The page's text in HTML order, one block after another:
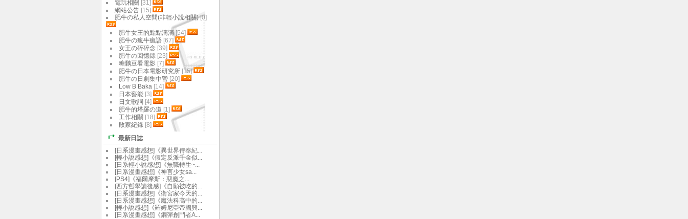
電玩相關 [31]
網站公告 [15]
肥牛の私人空間(非輕小說相關)[0]
肥牛女王的點點滴滴[54]
肥牛の瘋牛瘋語 [67]
女王の碎碎念 [39]
肥牛の回憶錄 [23]
糖黐豆看電影 [7]
肥牛の日本電影研究所 [15]
肥牛の日劇集中營 [20]
Low B Baka [14]
日本藝能 [3]
日文歌詞 [4]
肥牛的塔羅の道 [1]
工作相關 [18]
敗家紀錄 [8]
最新日誌
[日系漫畫感想]《異世界侍奉紀...
[輕小說感想]《假定反派千金似...
[日系輕小說感想]《無職轉生~...
[日系漫畫感想]《神言少女sa...
[PS4]《福爾摩斯：惡魔之...
[西方哲學讀後感]《自願被吃的...
[日系漫畫感想]《衛宮家今天的...
[日系漫畫感想]《魔法科高中的...
[輕小說感想]《羅姆尼亞帝國興...
[日系漫畫感想]《鋼彈創鬥者A...